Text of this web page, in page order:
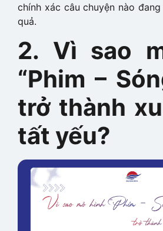
chính xác câu chuyện nào
quả.
2. Vì sao
“Phim –
trở thành
tất yếu?